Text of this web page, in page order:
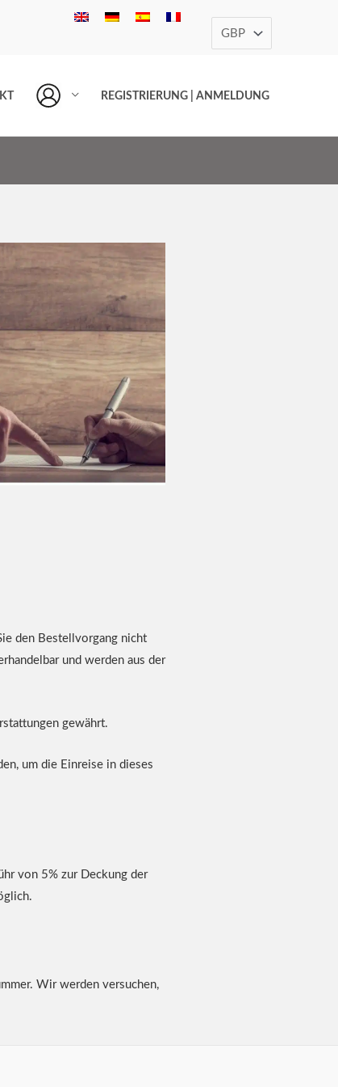
REGISTRIERUNG | ANMELDUNG
den Bestellvorgang nicht
und werden aus der
gewährt.
um die Einreise in dieses
von 5% zur Deckung der
Wir werden versuchen,